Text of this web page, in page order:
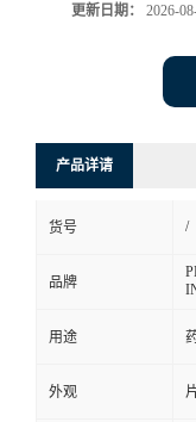
系
线
更新日期： 2026-
产品详请
货号 /
品牌
用途
外观